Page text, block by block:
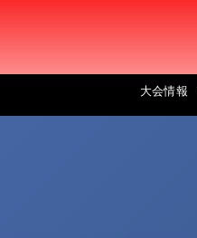
大会情報